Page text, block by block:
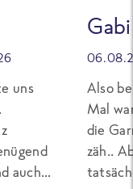
uns
auch
Gabi
Also
Mal
die
zäh..